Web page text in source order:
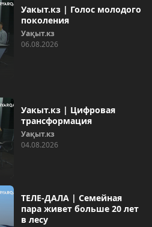
Уакыт.кз | Голос молодого
поколения
Уақыт.кз
06.08.2026
Уакыт.кз | Цифровая
трансформация
Уақыт.кз
04.08.2026
ТЕЛЕ-ДАЛА | Семейная
пара живет больше 20 лет
в лесу